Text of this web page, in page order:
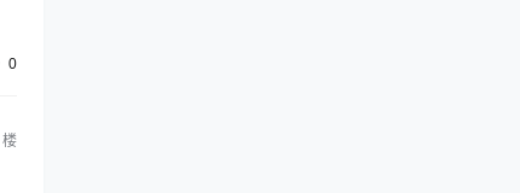
0
楼